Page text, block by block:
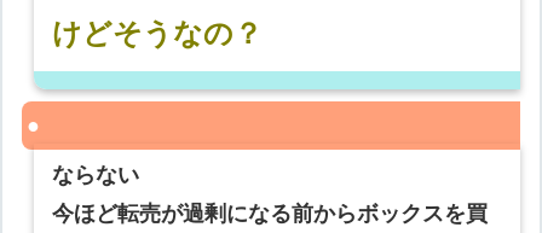
けどそうなの？
ならない
今ほど転売が過剰になる前からボックスを買